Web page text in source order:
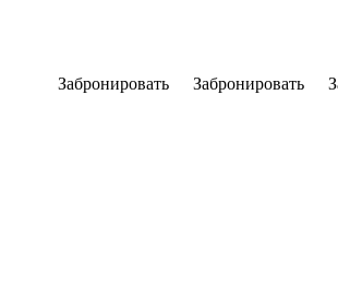
Забронировать Забронировать